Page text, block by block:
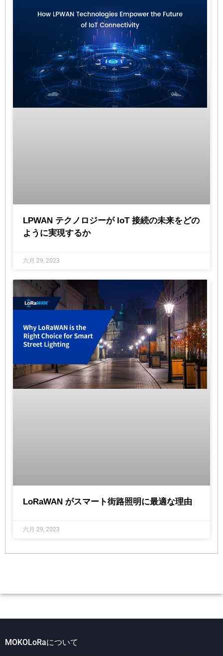
LPWAN テクノロジーが IoT 接続の未来をどの
ように実現するか
六月 29, 2023
LoRaWAN がスマート街路照明に最適な理由
六月 29, 2023
MOKOLoRaについて